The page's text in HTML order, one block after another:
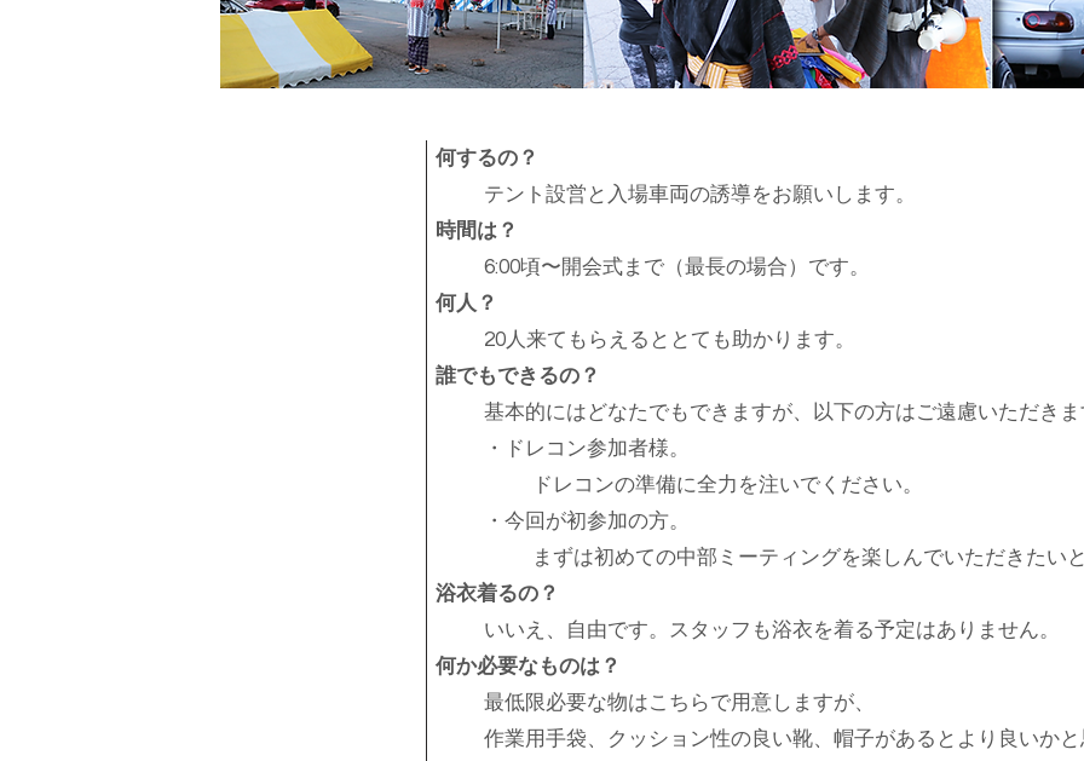
何するの？
テント設営と入場車両の誘導をお願いします。
時間は？
6:00頃〜開会式まで（最長の場合）です。
何人？
20人来てもらえるととても助かります。
誰でもできるの？
基本的にはどなたでもできますが、以下の方はご遠慮いただきま
・ドレコン参加者様。
ドレコンの準備に全力を注いでください。
・今回が初参加の方。
まずは初めての中部ミーティングを楽しんでいただきたい
浴衣着るの？
いいえ、自由です。スタッフも浴衣を着る予定はありません。
​何か必要なものは？
最低限必要な物はこちらで用意しますが、
作業用手袋、クッション性の良い靴、帽子があるとより良いかと